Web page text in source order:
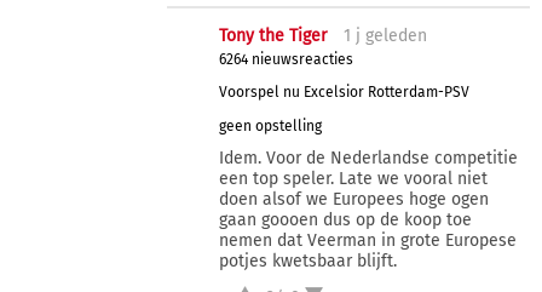
Tony the Tiger 1 j geleden
6264 nieuwsreacties
Voorspel nu Excelsior Rotterdam-PSV
geen opstelling
Idem. Voor de Nederlandse competitie
een top speler. Late we vooral niet
doen alsof we Europees hoge ogen
gaan goooen dus op de koop toe
nemen dat Veerman in grote Europese
potjes kwetsbaar blijft.